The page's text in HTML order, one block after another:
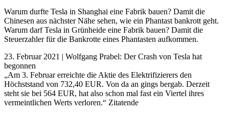
Warum durfte Tesla in Shanghai eine Fabrik bauen? Damit die
Chinesen aus nächster Nähe sehen, wie ein Phantast bankrott geht.
Warum darf Tesla in Grünheide eine Fabrik bauen? Damit die
Steuerzahler für die Bankrotte eines Phantasten aufkommen.
23. Februar 2021 | Wolfgang Prabel: Der Crash von Tesla hat
begonnen
„Am 3. Februar erreichte die Aktie des Elektrifizierers den
Höchststand von 732,40 EUR. Von da an gings bergab. Derzeit
steht sie bei 564 EUR, hat also schon mal fast ein Viertel ihres
vermeintlichen Werts verloren.“ Zitatende